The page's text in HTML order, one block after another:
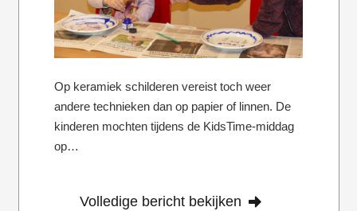
Op keramiek schilderen vereist toch weer
andere technieken dan op papier of linnen. De
kinderen mochten tijdens de KidsTime-middag
op…
Volledige bericht bekijken